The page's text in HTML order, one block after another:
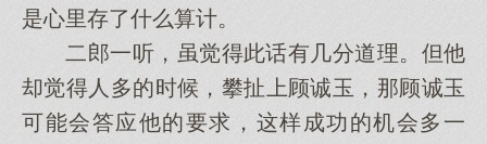
是心里存了什么算计。
二郎一听，虽觉得此话有几分道理。但他
却觉得人多的时候，攀扯上顾诚玉，那顾诚玉
可能会答应他的要求，这样成功的机会多一